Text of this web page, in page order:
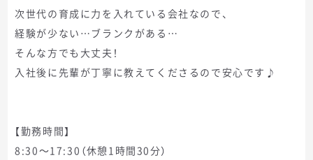
次世代の育成に力を入れている会社なので、
経験が少ない…ブランクがある…
そんな方でも大丈夫！
入社後に先輩が丁寧に教えてくださるので安心です♪
【勤務時間】
8:30～17:30（休憩1時間30分）